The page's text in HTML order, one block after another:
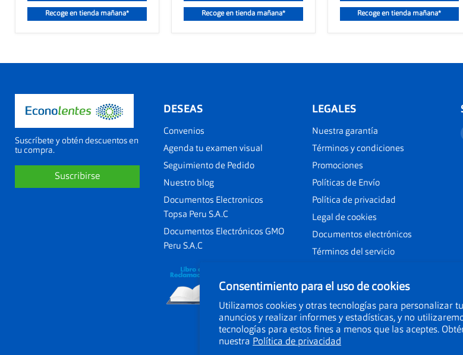
Consentimiento para el uso de cookies
Utilizamos cookies y otras tecnologías para personalizar
anuncios y realizar informes y estadísticas, y no
tecnologías para estos fines a menos que las aceptes.
nuestra Política de privacidad
Recoge en tienda mañana* Recoge en tienda mañana* Recoge en tienda mañana*
Suscríbete y obtén descuentos en
tu compra.
Suscribirse
DESEAS
Convenios
Agenda tu examen visual
Seguimiento de Pedido
Nuestro blog
Documentos Electronicos
Topsa Peru S.A.C
Documentos Electrónicos GMO
Peru S.A.C
LEGALES
Nuestra garantía
Términos y condiciones
Promociones
Políticas de Envío
Política de privacidad
Legal de cookies
Documentos electrónicos
Términos del servicio